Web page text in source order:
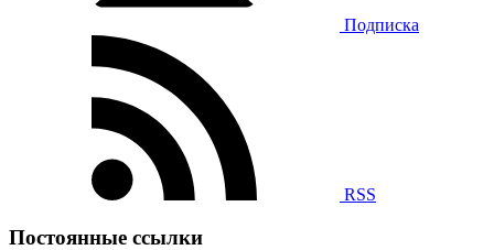
Подписка
RSS
Постоянные ссылки